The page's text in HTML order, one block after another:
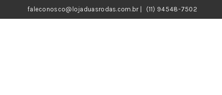
faleconosco@lojaduasrodas.com.br| (11) 94548-7502